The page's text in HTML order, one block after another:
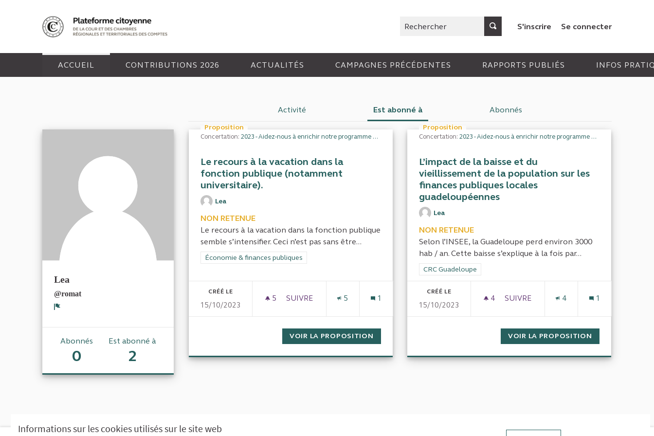
Informations sur les cookies utilisés sur le site web
Rechercher S'inscrire Se connecter
ACCUEIL CONTRIBUTIONS 2026 ACTUALITÉS CAMPAGNES PRÉCÉDENTES RAPPORTS PUBLIÉS INFOS
Activité Est abonné à Abonnés
Lea
@romat
Abonnés
0
Est abonné à
2
Proposition
Concertation: 2023 - Aidez-nous à enrichir notre programme de travail
Le recours à la vacation dans la
fonction publique (notamment
universitaire).
Lea
NON RETENUE
Le recours à la vacation dans la fonction publique
semble s’intensifier. Ceci n’est pas sans être...
Filtrer les résultats de la catégorie : Économie & finances publiques
Économie & finances publiques
CRÉÉ LE
15/10/2023
5 5 ABONNÉS
SUIVRE
LE RECOURS À LA VACATION DANS LA FONCTION PUBLIQUE (NOTAMMENT UNIVERSITAIRE).
5 1
VOIR LA PROPOSITION LE RECOURS À LA VACATION DANS LA FONCTION PUBLIQUE (NOTAMMENT
Proposition
Concertation: 2023 - Aidez-nous à enrichir notre programme de travail
L’impact de la baisse et du
vieillissement de la population sur les
finances publiques locales
guadeloupéennes
Lea
NON RETENUE
Selon l’INSEE, la Guadeloupe perd environ 3000
hab / an. Cette baisse s’explique à la fois par...
Filtrer les résultats de la catégorie : CRC Guadeloupe
CRC Guadeloupe
CRÉÉ LE
15/10/2023
4 4 ABONNÉS
SUIVRE
4 1
VOIR LA PROPOSITION